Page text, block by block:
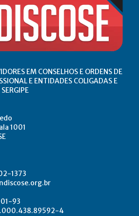
EM CONSELHOS E ORDENS DE
E ENTIDADES COLIGADAS E
1001
1373
93
4